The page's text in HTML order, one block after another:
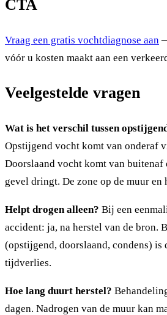
CTA
Vraag een gratis vochtdiagnose aan
vóór u kosten maakt aan een
Veelgestelde vragen
Wat is het verschil tussen
Opstijgend vocht komt van onderaf
Doorslaand vocht komt van buitenaf
gevel dringt. De zone op de muur
Helpt drogen alleen? Bij een
accident: ja, na herstel van de bron.
(opstijgend, doorslaand, condens) is
tijdverlies.
Hoe lang duurt herstel?
dagen. Nadrogen van de muur kan